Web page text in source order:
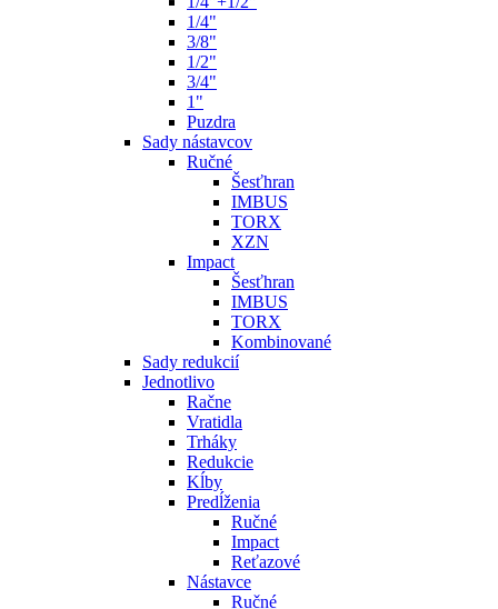
1/4"
3/8"
1/2"
3/4"
1"
Puzdra
Sady nástavcov
Ručné
Šesťhran
IMBUS
TORX
XZN
Impact
Šesťhran
IMBUS
TORX
Kombinované
Sady redukcií
Jednotlivo
Račne
Vratidla
Trháky
Redukcie
Kĺby
Predĺženia
Ručné
Impact
Reťazové
Nástavce
Ručné